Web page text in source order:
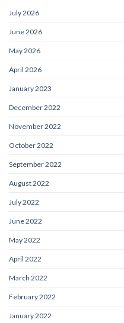
July 2026
June 2026
May 2026
April 2026
January 2023
December 2022
November 2022
October 2022
September 2022
August 2022
July 2022
June 2022
May 2022
April 2022
March 2022
February 2022
January 2022